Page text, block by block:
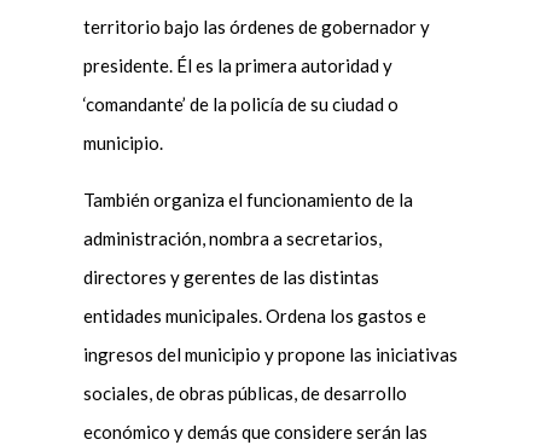
territorio bajo las órdenes de gobernador y
presidente. Él es la primera autoridad y
‘comandante’ de la policía de su ciudad o
municipio.
También organiza el funcionamiento de la
administración, nombra a secretarios,
directores y gerentes de las distintas
entidades municipales. Ordena los gastos e
ingresos del municipio y propone las iniciativas
sociales, de obras públicas, de desarrollo
económico y demás que considere serán las